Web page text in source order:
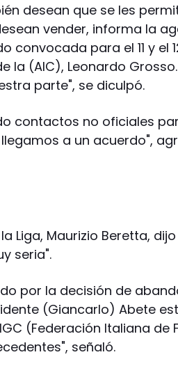
desean que se les
vender, informa la
convocada para el 11 y el
la (AIC), Leonardo
parte", se diculpó.
contactos no oficiales
a un acuerdo",
Liga, Maurizio Beretta,
seria".
por la decisión de
(Giancarlo) Abete
(Federación Italiana de
señaló.